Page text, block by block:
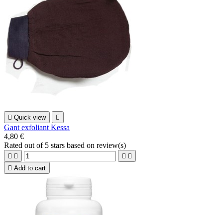
 Quick view 
Gant exfoliant Kessa
4,80 €
Rated out of 5 stars based on review(s)
   
 Add to cart